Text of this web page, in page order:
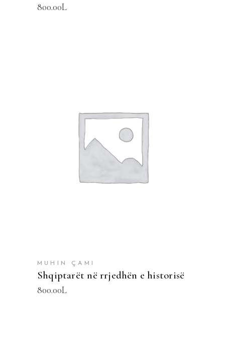
800.00L
SHTOJE NË SHPORTË
MUHIN ÇAMI
Shqiptarët në rrjedhën e historisë
800.00L